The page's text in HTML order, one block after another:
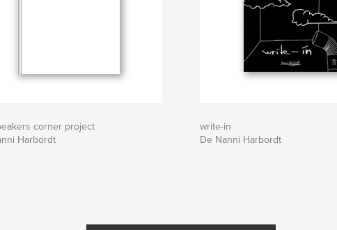
corner project
Harbordt
write-in
De Nanni Harbordt